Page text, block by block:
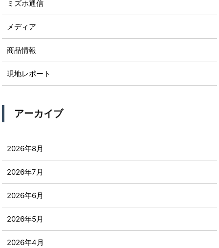
ミズホ通信
メディア
商品情報
現地レポート
アーカイブ
2026年8月
2026年7月
2026年6月
2026年5月
2026年4月